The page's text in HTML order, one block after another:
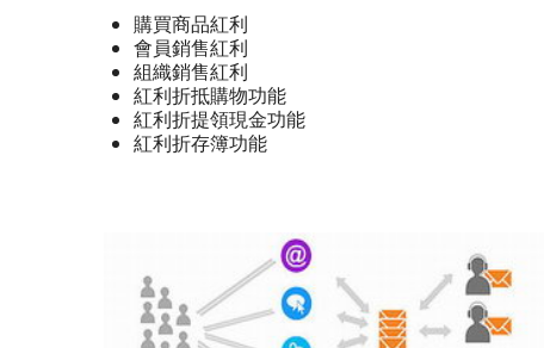
購買商品紅利
會員銷售紅利
組織銷售紅利
紅利折抵購物功能
紅利折提領現金功能
紅利折存簿功能